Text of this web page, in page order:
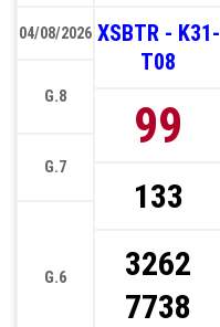
04/08/2026
G.8
G.7
G.6
XSBTR - K31-
T08
99
133
3262
7738